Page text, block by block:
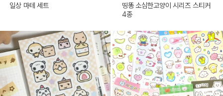
일상 마테 세트
띵똥 소심한고양이 시리즈 스티커
4종